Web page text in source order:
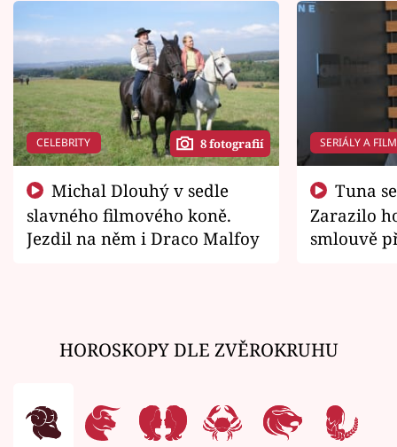
CELEBRITY 8 fotografií
slavného filmového koně.
Jezdil na něm i Draco Malfoy
SERIÁLY A
Zarazilo
smlouvě
HOROSKOPY DLE ZVĚROKRUHU